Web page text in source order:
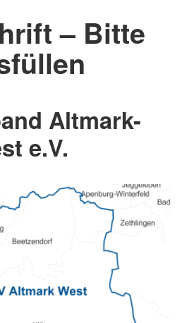
– Bitte
Altmark-
e.V.